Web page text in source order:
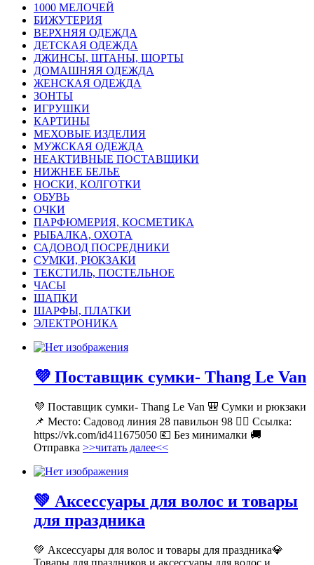
1000 МЕЛОЧЕЙ
БИЖУТЕРИЯ
ВЕРХНЯЯ ОДЕЖДА
ДЕТСКАЯ ОДЕЖДА
ДЖИНСЫ, ШТАНЫ, ШОРТЫ
ДОМАШНЯЯ ОДЕЖДА
ЖЕНСКАЯ ОДЕЖДА
ЗОНТЫ
ИГРУШКИ
КАРТИНЫ
МЕХОВЫЕ ИЗДЕЛИЯ
МУЖСКАЯ ОДЕЖДА
НЕАКТИВНЫЕ ПОСТАВЩИКИ
НИЖНЕЕ БЕЛЬЕ
НОСКИ, КОЛГОТКИ
ОБУВЬ
ОЧКИ
ПАРФЮМЕРИЯ, КОСМЕТИКА
РЫБАЛКА, ОХОТА
САДОВОД ПОСРЕДНИКИ
СУМКИ, РЮКЗАКИ
ТЕКСТИЛЬ, ПОСТЕЛЬНОЕ
ЧАСЫ
ШАПКИ
ШАРФЫ, ПЛАТКИ
ЭЛЕКТРОНИКА
💜 Поставщик сумки- Thang Le Van
💜 Поставщик сумки- Thang Le Van 🎒 Сумки и рюкзаки
📌 Место: Садовод линия 28 павильон 98 👉🏻 Ссылка:
https://vk.com/id411675050 💶 Без минималки 🚚
Отправка >>читать далее<<
💚 Аксессуары для волос и товары
для праздника
💚 Аксессуары для волос и товары для праздника💎
Товары для праздников и аксессуары для волос и